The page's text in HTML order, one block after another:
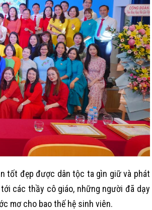
tốt đẹp được dân tộc ta gìn giữ và phát
các thầy cô giáo, những người đã dạy
mơ cho bao thế hệ sinh viên.